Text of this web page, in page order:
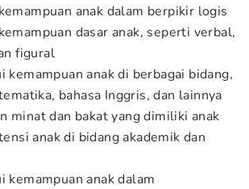
anak dalam berpikir logis
dasar anak, seperti verbal,
figural
kemampuan anak di berbagai bidang,
bahasa Inggris, dan lainnya
minat dan bakat yang dimiliki anak
anak di bidang akademik dan
kemampuan anak dalam